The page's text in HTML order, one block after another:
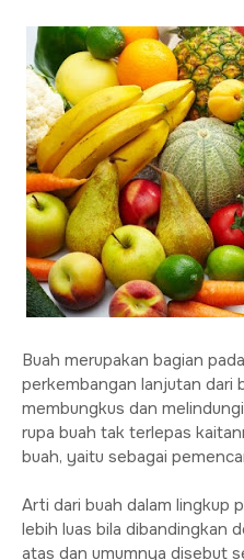
Buah merupakan bagian
perkembangan lanjutan dari
membungkus dan
rupa buah tak terlepas
buah, yaitu sebagai
Arti dari buah dalam lingkup
lebih luas bila dibandingkan
atas dan umumnya disebut